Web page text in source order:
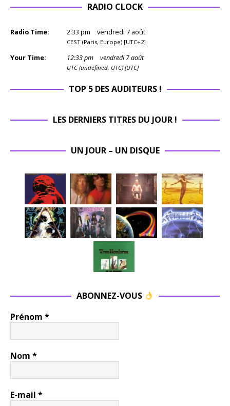
RADIO CLOCK
Radio Time: 2:33 pm vendredi 7 août
CEST (Paris, Europe) [UTC+2]
Your Time: 12:33pm vendredi 7 août
UTC (undefined, UTC) [UTC]
TOP 5 DES AUDITEURS !
LES DERNIERS TITRES DU JOUR !
UN JOUR – UN DISQUE
ABONNEZ-VOUS
Prénom *
Nom *
E-mail *